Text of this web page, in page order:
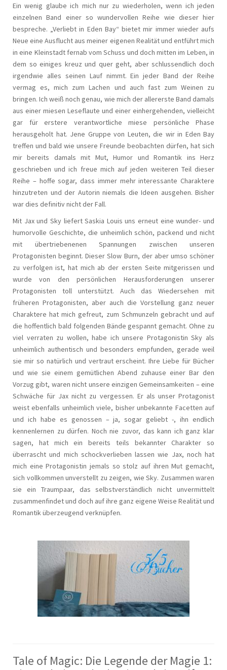
Ein wenig glaube ich mich nur zu wiederholen, wenn ich jeden
einzelnen Band einer so wundervollen Reihe wie dieser hier
bespreche. „Verliebt in Eden Bay“ bietet mir immer wieder aufs
Neue eine Ausflucht aus meiner eigenen Realität und entführt mich
in eine Kleinstadt fernab vom Schuss und doch mitten im Leben, in
dem so einiges kreuz und quer geht, aber schlussendlich doch
irgendwie alles seinen Lauf nimmt. Ein jeder Band der Reihe
vermag es, mich zum Lachen und auch fast zum Weinen zu
bringen. Ich weiß noch genau, wie mich der allererste Band damals
aus einer miesen Leseflaute und einer einhergehenden, vielleicht
gar für erstere verantwortliche miese persönliche Phase
herausgeholt hat. Jene Gruppe von Leuten, die wir in Eden Bay
treffen und bald wie unsere Freunde beobachten dürfen, hat sich
mir bereits damals mit Mut, Humor und Romantik ins Herz
geschrieben und ich freue mich auf jeden weiteren Teil dieser
Reihe – hoffe sogar, dass immer mehr interessante Charaktere
hinzutreten und der Autorin niemals die Ideen ausgehen. Bisher
war dies definitiv nicht der Fall.
Mit Jax und Sky liefert Saskia Louis uns erneut eine wunder- und
humorvolle Geschichte, die unheimlich schön, packend und nicht
mit übertriebenenen Spannungen zwischen unseren
Protagonisten beginnt. Dieser Slow Burn, der aber umso schöner
zu verfolgen ist, hat mich ab der ersten Seite mitgerissen und
wurde von den persönlichen Herausforderungen unserer
Protagonisten toll unterstützt. Auch das Wiedersehen mit
früheren Protagonisten, aber auch die Vorstellung ganz neuer
Charaktere hat mich gefreut, zum Schmunzeln gebracht und auf
die hoffentlich bald folgenden Bände gespannt gemacht. Ohne zu
viel verraten zu wollen, habe ich unsere Protagonistin Sky als
unheimlich authentisch und besonders empfunden, gerade weil
sie mir so natürlich und vertraut erscheint. Ihre Liebe für Bücher
und wie sie einem gemütlichen Abend zuhause einer Bar den
Vorzug gibt, waren nicht unsere einzigen Gemeinsamkeiten – eine
Schwäche für Jax nicht zu vergessen. Er als unser Protagonist
weist ebenfalls unheimlich viele, bisher unbekannte Facetten auf
und ich habe es genossen – ja, sogar geliebt -, ihn endlich
kennenlernen zu dürfen. Noch nie zuvor, das kann ich ganz klar
sagen, hat mich ein bereits teils bekannter Charakter so
überrascht und mich schockverlieben lassen wie Jax, noch hat
mich eine Protagonistin jemals so stolz auf ihren Mut gemacht,
sich vollkommen unverstellt zu zeigen, wie Sky. Zusammen waren
sie ein Traumpaar, das selbstverständlich nicht unvermittelt
zusammenfindet und doch auf ihre ganz eigene Weise Realität und
Romantik überzeugend verknüpfen.
Tale of Magic: Die Legende der Magie 1: